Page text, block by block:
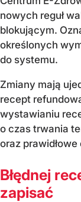
nowych reguł
blokującym.
określonych
do systemu.
Zmiany mają
recept
wystawianiu
o czas trwania
oraz
Błędnej
zapisać